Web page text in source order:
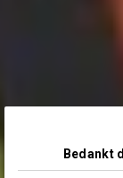
Bedankt